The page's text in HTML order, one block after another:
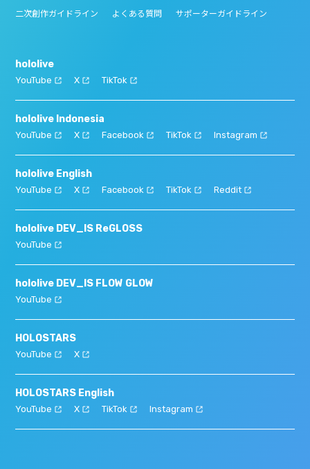
二次創作ガイドライン よくある質問 サポーターガイドライン
hololive
YouTube X TikTok
hololive Indonesia
YouTube X Facebook TikTok Instagram
hololive English
YouTube X Facebook TikTok Reddit
hololive DEV_IS ReGLOSS
YouTube
hololive DEV_IS FLOW GLOW
YouTube
HOLOSTARS
YouTube X
HOLOSTARS English
YouTube X TikTok Instagram